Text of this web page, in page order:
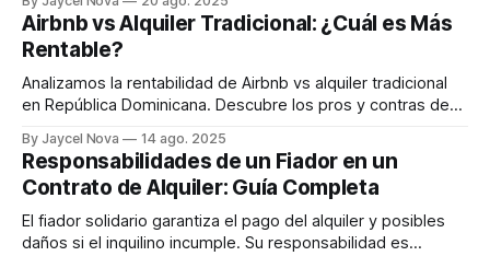
importancia de rodearte de profesionales calificados:
abogados inmobiliarios, agentes con experiencia local y
tasadores certificados.
Airbnb vs Alquiler Tradicional: ¿Cuál es Más
Rentable?
Analizamos la rentabilidad de Airbnb vs alquiler tradicional
en República Dominicana. Descubre los pros y contras de
By Jaycel Nova 14 ago. 2025
Responsabilidades de un Fiador en un
Contrato de Alquiler: Guía Completa
El fiador solidario garantiza el pago del alquiler y posibles
daños si el inquilino incumple. Su responsabilidad es